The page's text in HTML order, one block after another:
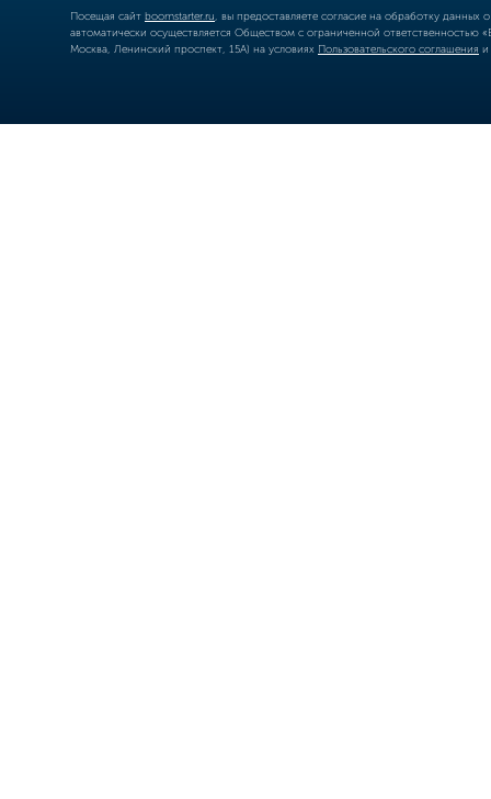
Посещая сайт boomstarter.ru , вы предоставляете согласие на обработку
автоматически осуществляется Обществом с ограниченной
Москва, Ленинский проспект, 15А) на условиях Пользовательского соглашения и